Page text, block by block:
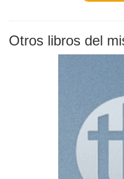
Otros libros del